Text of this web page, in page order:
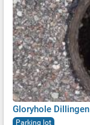
Gloryhole Dillingen
Parking lot